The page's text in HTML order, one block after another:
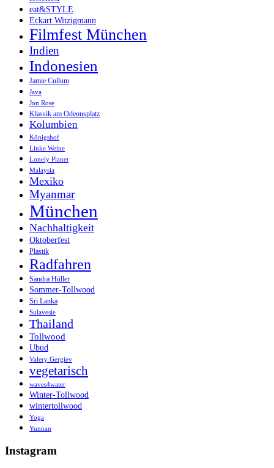
eat&STYLE
Eckart Witzigmann
Filmfest München
Indien
Indonesien
Jamie Cullum
Java
Jon Rose
Klassik am Odeonsplatz
Kolumbien
Königshof
Linke Weine
Lonely Planet
Malaysia
Mexiko
Myanmar
München
Nachhaltigkeit
Oktoberfest
Plastik
Radfahren
Sandra Hüller
Sommer-Tollwood
Sri Lanka
Sulavesie
Thailand
Tollwood
Ubud
Valery Gergiev
vegetarisch
waves4water
Winter-Tollwood
wintertollwood
Yoga
Yunnan
Instagram